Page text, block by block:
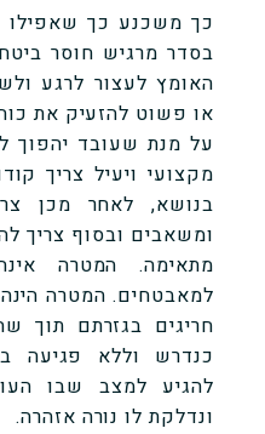
כך משכנע כך
בסדר מרגיש חוסר
האומץ לעצור לרגע
או פשוט להזעיק את
על מנת שעובד יהפוך
מקצועי ויעיל צריך
בנושא, לאחר מכן
ומשאבים ובסוף צריך
מתאימה. המטרה
למאבטחים. המטרה
חריגים בגזרתם תוך
כנדרש וללא פגיעה
להגיע למצב שבו
ונדלקת לו נורה אזהרה.